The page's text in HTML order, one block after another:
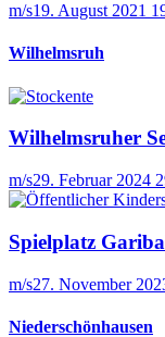
m/s19. August 2021
Wilhelmsruh
Wilhelmsruher
m/s29. Februar 2024
Spielplatz
m/s27. November
Niederschönhausen